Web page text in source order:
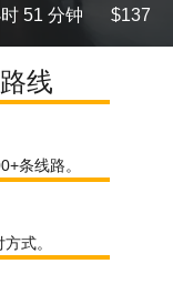
51 分钟 $137
线
条线路。
式。